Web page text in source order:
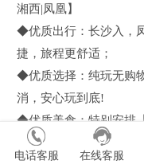
电话客服 在线客服
湘西|凤凰】
◆优质出行：长沙入，
捷，旅程更舒适；
◆优质选择：纯玩无购
消，安心玩到底!
◆优质美食：特别安排
道舌尖美食·尽享湘南风
◆优质服务：金牌优秀